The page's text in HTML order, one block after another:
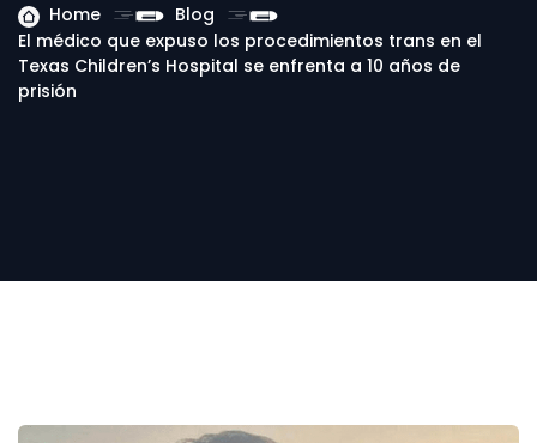
Home
Blog
El médico que expuso los procedimientos trans en el
Texas Children’s Hospital se enfrenta a 10 años de
prisión